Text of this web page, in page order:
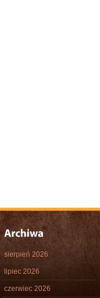
sierpień 2026
lipiec 2026
czerwiec 2026